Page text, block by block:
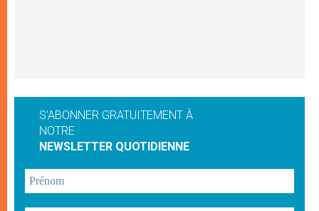
S'ABONNER GRATUITEMENT À
NOTRE
NEWSLETTER QUOTIDIENNE